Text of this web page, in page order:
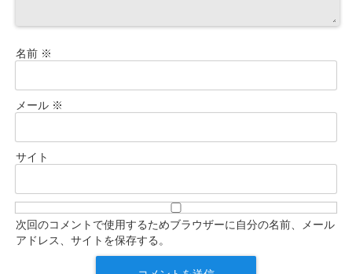
名前 ※
メール ※
サイト
次回のコメントで使用するためブラウザーに自分の名前、メール
アドレス、サイトを保存する。